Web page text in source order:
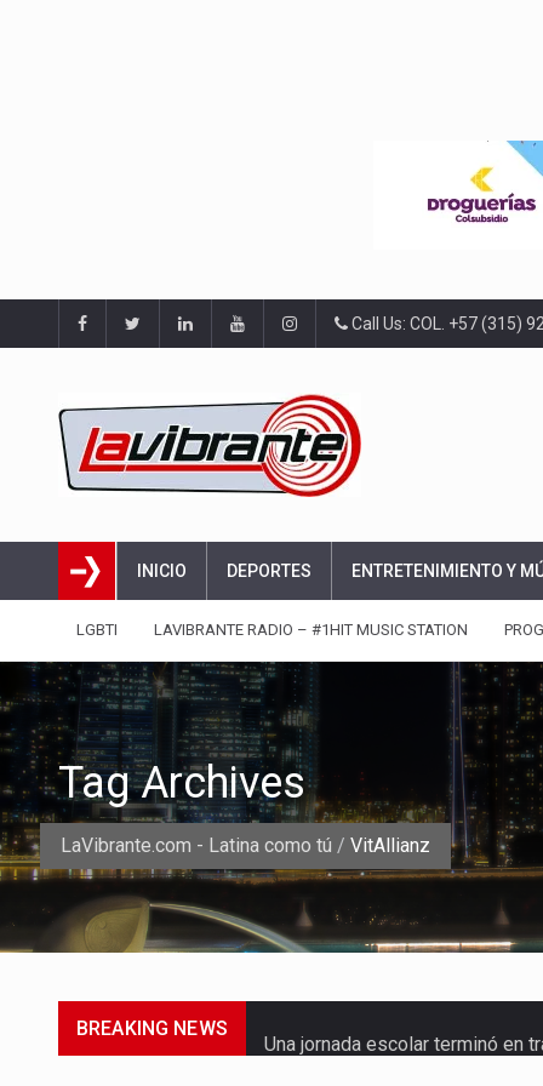
Call Us: COL. +57 (315)
INICIO DEPORTES ENTRETENIMIENTO Y
LGBTI LAVIBRANTE RADIO – #1HIT MUSIC STATION
LaVibrante.com - Latina como tú / VitAllianz
Tag Archives
BREAKING NEWS